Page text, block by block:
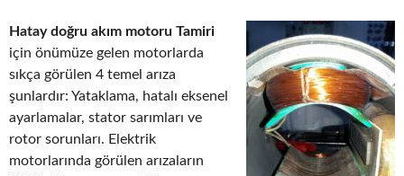
Hatay doğru akım motoru Tamiri
için önümüze gelen motorlarda
sıkça görülen 4 temel arıza
şunlardır: Yataklama, hatalı eksenel
ayarlamalar, stator sarımları ve
rotor sorunları. Elektrik
motorlarında görülen arızaların